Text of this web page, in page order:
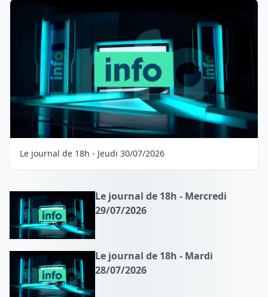
Le journal de 18h - Jeudi 30/07/2026
Le journal de 18h - Mercredi
29/07/2026
Le journal de 18h - Mardi
28/07/2026